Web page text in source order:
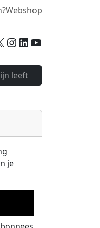
Webshop
Instagram
LinkedIn
YouTube
leeft
je